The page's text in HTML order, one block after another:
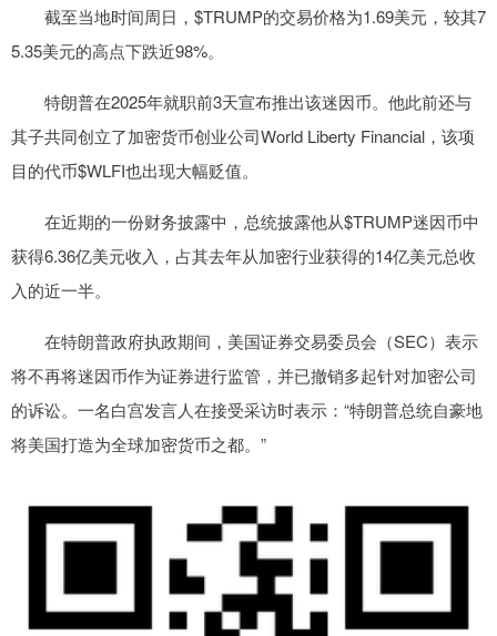
截至当地时间周日，$TRUMP的交易价格为1.69美元，较其7
5.35美元的高点下跌近98%。
特朗普在2025年就职前3天宣布推出该迷因币。他此前还与
其子共同创立了加密货币创业公司World Liberty Financial，该项
目的代币$WLFI也出现大幅贬值。
在近期的一份财务披露中，总统披露他从$TRUMP迷因币中
获得6.36亿美元收入，占其去年从加密行业获得的14亿美元总收
入的近一半。
在特朗普政府执政期间，美国证券交易委员会（SEC）表示
将不再将迷因币作为证券进行监管，并已撤销多起针对加密公司
的诉讼。一名白宫发言人在接受采访时表示：“特朗普总统自豪地
将美国打造为全球加密货币之都。”